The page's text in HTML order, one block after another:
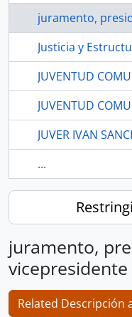
juramento,
Justicia y
JUVENTUD
JUVENTUD
JUVER IVAN
...
juramento,
vicepresidente
Related Descripción